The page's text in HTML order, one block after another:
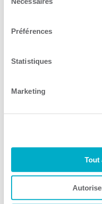
Préférences
Statistiques
Marketing
Tout
pour notre région. Le
important pour nous
notre milieu pour
bénéficie dans ses
Canada », a ajouté